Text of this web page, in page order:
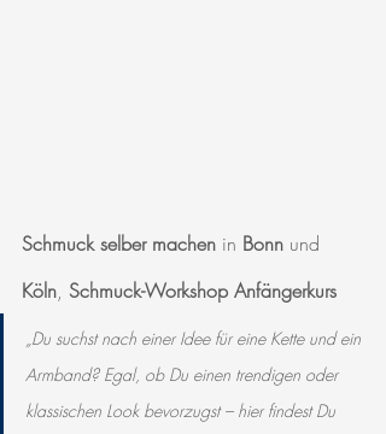
Schmuck selber machen in Bonn und
Köln, Schmuck-Workshop Anfängerkurs
„Du suchst nach einer Idee für eine Kette und ein
Armband? Egal, ob Du einen trendigen oder
klassischen Look bevorzugst – hier findest Du